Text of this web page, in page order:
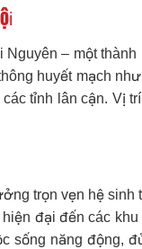
– một
huyết mạch
tỉnh lân cận. Vị
trọn vẹn hệ sinh
đại đến các
năng động,